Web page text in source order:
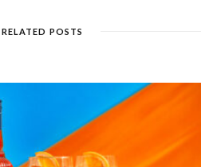
RELATED POSTS